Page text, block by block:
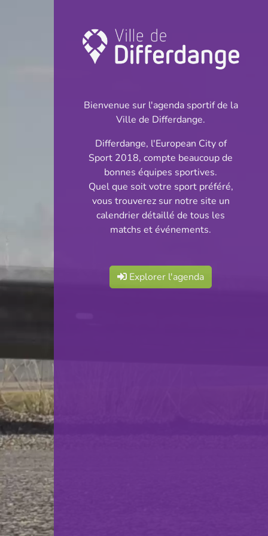
Coupe: Football
INFOS
09.12.2023
17:00
Stade Municipal (Terrain synthétique)
Partager
Coupe des Dames
- 1/8 de Finale
Bienvenue sur l'agenda sportif de la
Ville de Differdange.
Differdange, l'European City of
Sport 2018, compte beaucoup de
bonnes équipes sportives.
Quel que soit votre sport préféré,
vous trouverez sur notre site un
calendrier détaillé de tous les
matchs et événements.
Explorer l'agenda